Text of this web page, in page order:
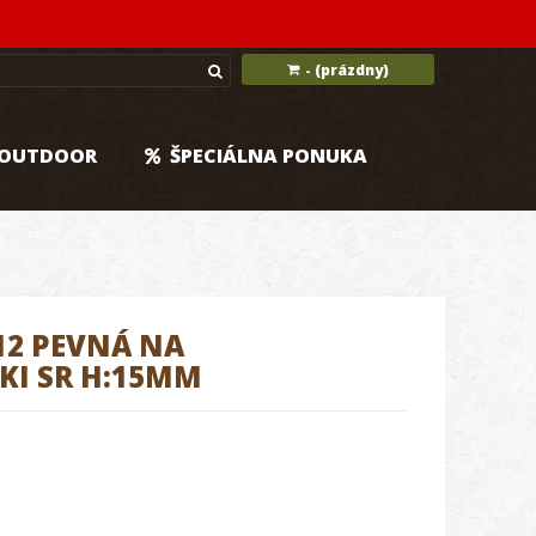
- (prázdny)
ŠPECIÁLNA PONUKA
PEVNÁ NA
SR H:15MM